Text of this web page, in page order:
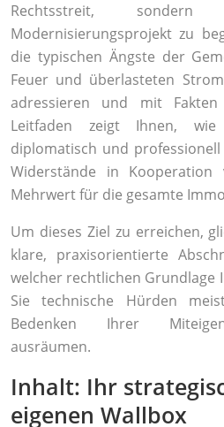
Rechtsstreit, sondern
Modernisierungsprojekt zu
die typischen Ängste der
Feuer und überlasteten
adressieren und mit
Leitfaden zeigt Ihnen,
diplomatisch und
Widerstände in Kooperation
Mehrwert für die gesamte
Um dieses Ziel zu erreichen,
klare, praxisorientierte
welcher rechtlichen Grundlage
Sie technische Hürden
Bedenken Ihrer
ausräumen.
Inhalt: Ihr
eigenen Wallbox